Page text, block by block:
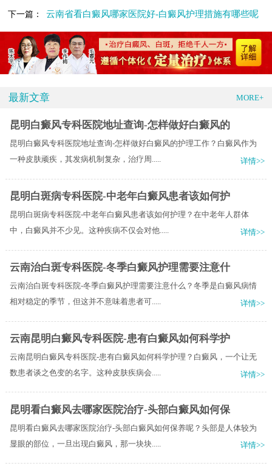
下一篇： 云南省看白癜风哪家医院好-白癜风护理措施有哪些呢
最新文章 MORE+
昆明白癜风专科医院地址查询-怎样做好白癜风的
昆明白癜风专科医院地址查询-怎样做好白癜风的护理工作？白癜风作为
一种皮肤顽疾，其发病机制复杂，治疗周.....
详情>>
昆明白斑病专科医院-中老年白癜风患者该如何护
昆明白斑病专科医院-中老年白癜风患者该如何护理？在中老年人群体
中，白癜风并不少见。这种疾病不仅会对他.....
详情>>
云南治白斑专科医院-冬季白癜风护理需要注意什
云南治白斑专科医院-冬季白癜风护理需要注意什么？冬季是白癜风病情
相对稳定的季节，但这并不意味着患者可.....
详情>>
云南昆明白癜风专科医院-患有白癜风如何科学护
云南昆明白癜风专科医院-患有白癜风如何科学护理？白癜风，一个让无
数患者谈之色变的名字。这种皮肤疾病会.....
详情>>
昆明看白癜风去哪家医院治疗-头部白癜风如何保
昆明看白癜风去哪家医院治疗-头部白癜风如何保养呢？头部是人体较为
显眼的部位，一旦出现白癜风，那一块块.....
详情>>